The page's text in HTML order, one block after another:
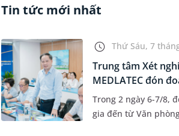
Tin tức mới nhất
Thứ Sáu, 7
Trung tâm Xét
MEDLATEC đón
giá giám...
Trong 2 ngày 6-7/8,
gia đến từ Văn